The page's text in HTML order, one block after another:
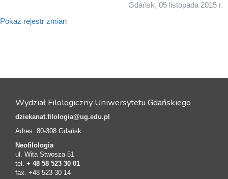
Gdańsk, 05 listopada 2015 r.
Pokaż rejestr zmian
Wydział Filologiczny Uniwersytetu Gdańskiego
dziekanat.filologia@ug.edu.pl
Adres: 80-308 Gdańsk
Neofilologia
ul. Wita Stwosza 51
tel. + 48 58 523 30 01
fax. +48 523 30 14